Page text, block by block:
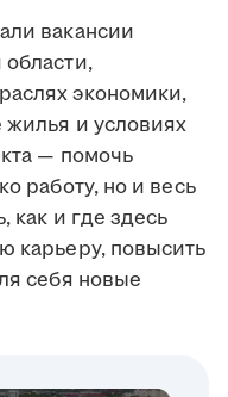
вакансии
экономики,
и условиях
— помочь
работу, но и весь
как и где здесь
карьеру, повысить
себя новые